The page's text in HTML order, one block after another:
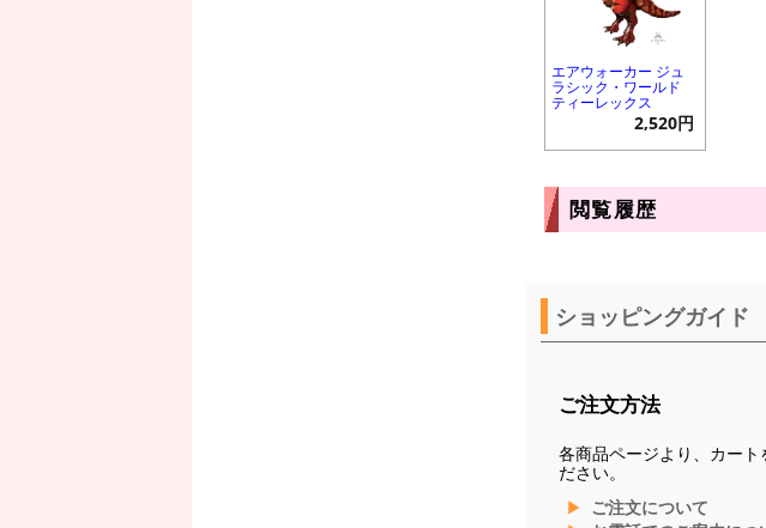
エアウォーカー ジュ
ラシック・ワールド
ティーレックス
2,520円
閲覧履歴
ショッピングガイド
ご注文方法
各商品ページより、カート
ださい。
ご注文について